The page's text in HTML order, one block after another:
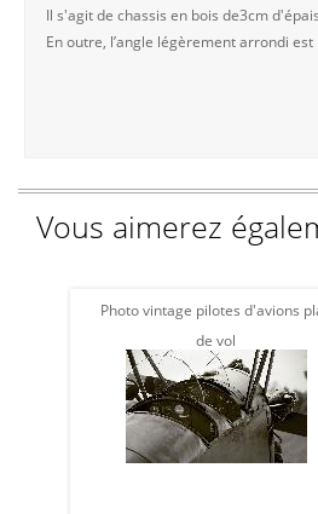
Il s'agit de chassis en bois de3cm
En outre, l’angle légèrement arrondi
Vous aimerez
Photo vintage pilotes d'avions
de vol